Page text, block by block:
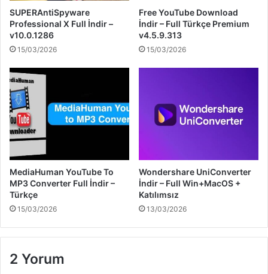
SUPERAntiSpyware
Professional X Full İndir –
v10.0.1286
15/03/2026
Free YouTube Download
İndir – Full Türkçe Premium
v4.5.9.313
15/03/2026
MediaHuman YouTube To
MP3 Converter Full İndir –
Türkçe
15/03/2026
Wondershare UniConverter
İndir – Full Win+MacOS +
Katılımsız
13/03/2026
2 Yorum